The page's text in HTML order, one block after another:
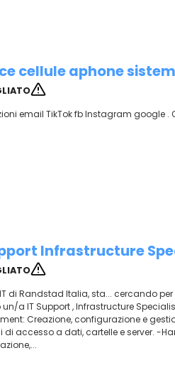
cellule aphone
email TikTok fb Instagram google .
Infrastructure
di Randstad Italia, sta... cercando
a IT Support , Infrastructure
Creazione, configurazione e
di accesso a dati, cartelle e server. -